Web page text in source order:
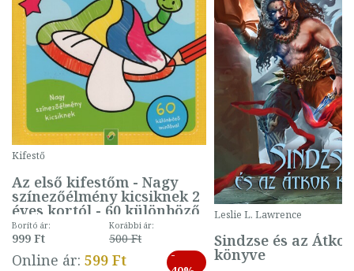
Kifestő
Az első kifestőm - Nagy
színezőélmény kicsiknek 2
éves kortól - 60 különböző
mintával (gombás)
Borító ár:
999 Ft
Korábbi ár:
500 Ft
Online ár: 599 Ft
-
Leslie L. Lawrence
Sindzse és az Átkok
könyve